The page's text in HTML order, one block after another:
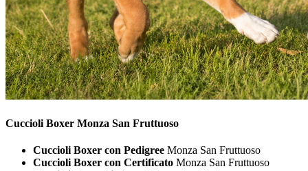
Cuccioli Boxer Monza San Fruttuoso
Cuccioli Boxer con Pedigree Monza San Fruttuoso
Cuccioli Boxer con Certificato Monza San Fruttuoso